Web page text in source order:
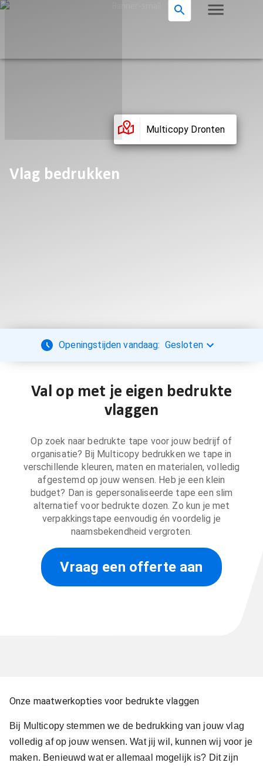
Multicopy Dronten
Vlag bedrukken
Openingstijden vandaag: Gesloten
Val op met je eigen bedrukte
vlaggen
Op zoek naar bedrukte tape voor jouw bedrijf of
organisatie? Bij Multicopy bedrukken we tape in
verschillende kleuren, maten en materialen, volledig
afgestemd op jouw wensen. Heb je een klein
budget? Dan is gepersonaliseerde tape een slim
alternatief voor bedrukte dozen. Zo kun je met
verpakkingstape eenvoudig én voordelig je
naamsbekendheid vergroten.
Vraag een offerte aan
Onze maatwerkopties voor bedrukte vlaggen
Bij Multicopy stemmen we de bedrukking van jouw vlag
volledig af op jouw wensen. Wat jij wil, kunnen wij voor je
maken. Benieuwd wat er allemaal mogelijk is? Dit zijn